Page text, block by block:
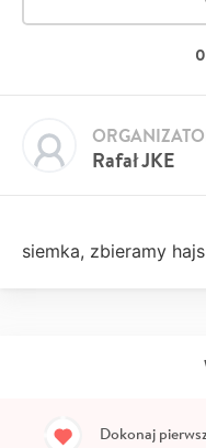
0
Rafał JKE
siemka, zbieramy
Dokonaj